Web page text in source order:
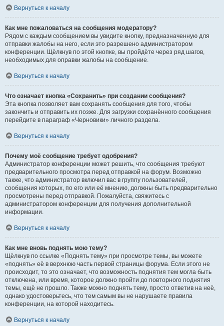
Вернуться к началу
Как мне пожаловаться на сообщения модератору?
Рядом с каждым сообщением вы увидите кнопку, предназначенную для
отправки жалобы на него, если это разрешено администратором
конференции. Щёлкнув по этой кнопке, вы пройдёте через ряд шагов,
необходимых для оправки жалобы на сообщение.
Вернуться к началу
Что означает кнопка «Сохранить» при создании сообщения?
Эта кнопка позволяет вам сохранять сообщения для того, чтобы
закончить и отправить их позже. Для загрузки сохранённого сообщения
перейдите в параграф «Черновики» личного раздела.
Вернуться к началу
Почему моё сообщение требует одобрения?
Администратор конференции может решить, что сообщения требуют
предварительного просмотра перед отправкой на форум. Возможно
также, что администратор включил вас в группу пользователей,
сообщения которых, по его или её мнению, должны быть предварительно
просмотрены перед отправкой. Пожалуйста, свяжитесь с
администратором конференции для получения дополнительной
информации.
Вернуться к началу
Как мне вновь поднять мою тему?
Щёлкнув по ссылке «Поднять тему» при просмотре темы, вы можете
«поднять» её в верхнюю часть первой страницы форума. Если этого не
происходит, то это означает, что возможность поднятия тем могла быть
отключена, или время, которое должно пройти до повторного поднятия
темы, ещё не прошло. Также можно поднять тему, просто ответив на неё,
однако удостоверьтесь, что тем самым вы не нарушаете правила
конференции, на которой находитесь.
Вернуться к началу